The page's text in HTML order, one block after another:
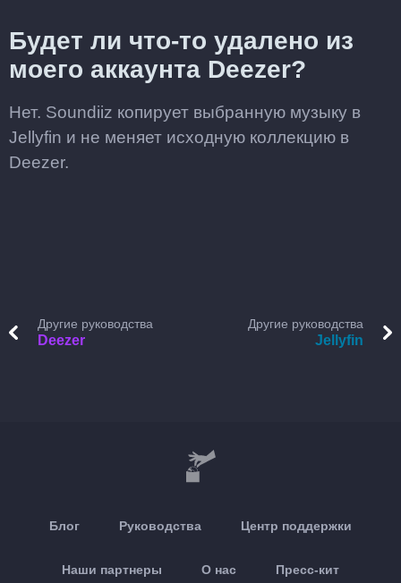
Будет ли что-то удалено из
моего аккаунта Deezer?
Нет. Soundiiz копирует выбранную музыку в
Jellyfin и не меняет исходную коллекцию в
Deezer.
Другие руководства
Deezer
Другие руководства
Jellyfin
Блог Руководства Центр поддержки
Наши партнеры О нас Пресс-кит